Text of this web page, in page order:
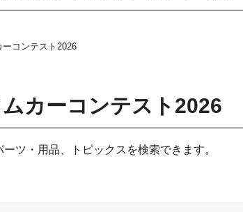
コンテスト2026
カーコンテスト2026
ツ・用品、トピックスを検索できます。